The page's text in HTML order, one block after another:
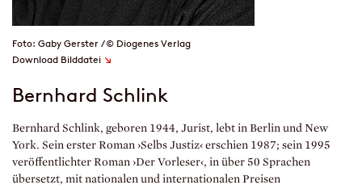
Foto: Gaby Gerster / © Diogenes Verlag
Download Bilddatei ↘
Bernhard Schlink
Bernhard Schlink, geboren 1944, Jurist, lebt in Berlin und New
York. Sein erster Roman ›Selbs Justiz‹ erschien 1987; sein 1995
veröffentlichter Roman ›Der Vorleser‹, in über 50 Sprachen
übersetzt, mit nationalen und internationalen Preisen